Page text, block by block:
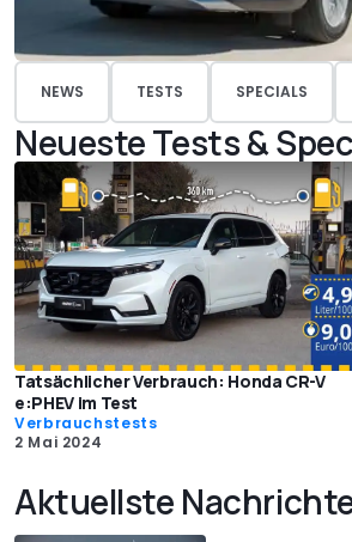
NEWS TESTS SPECIALS
Neueste Tests &
Tatsächlicher Verbrauch: Honda CR-V
e:PHEV im Test
Verbrauchstests
2 Mai 2024
Aktuellste